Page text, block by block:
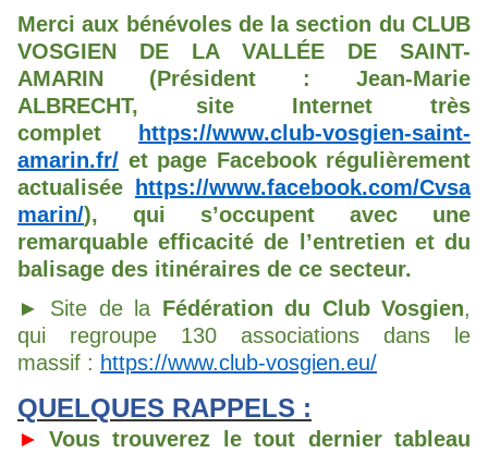
Merci aux bénévoles de la section du CLUB
VOSGIEN DE LA VALLÉE DE SAINT-
AMARIN (Président : Jean-Marie
ALBRECHT, site Internet très
complet
https://www.club-vosgien-saint-
amarin.fr/ et page Facebook régulièrement
actualisée
https://www.facebook.com/Cvsa
marin/), qui s’occupent avec une
remarquable efficacité de l’entretien et du
balisage des itinéraires de ce secteur.
► Site de la Fédération du Club Vosgien,
qui regroupe 130 associations dans le
massif : https://www.club-vosgien.eu/
QUELQUES RAPPELS :
► Vous trouverez le tout dernier tableau